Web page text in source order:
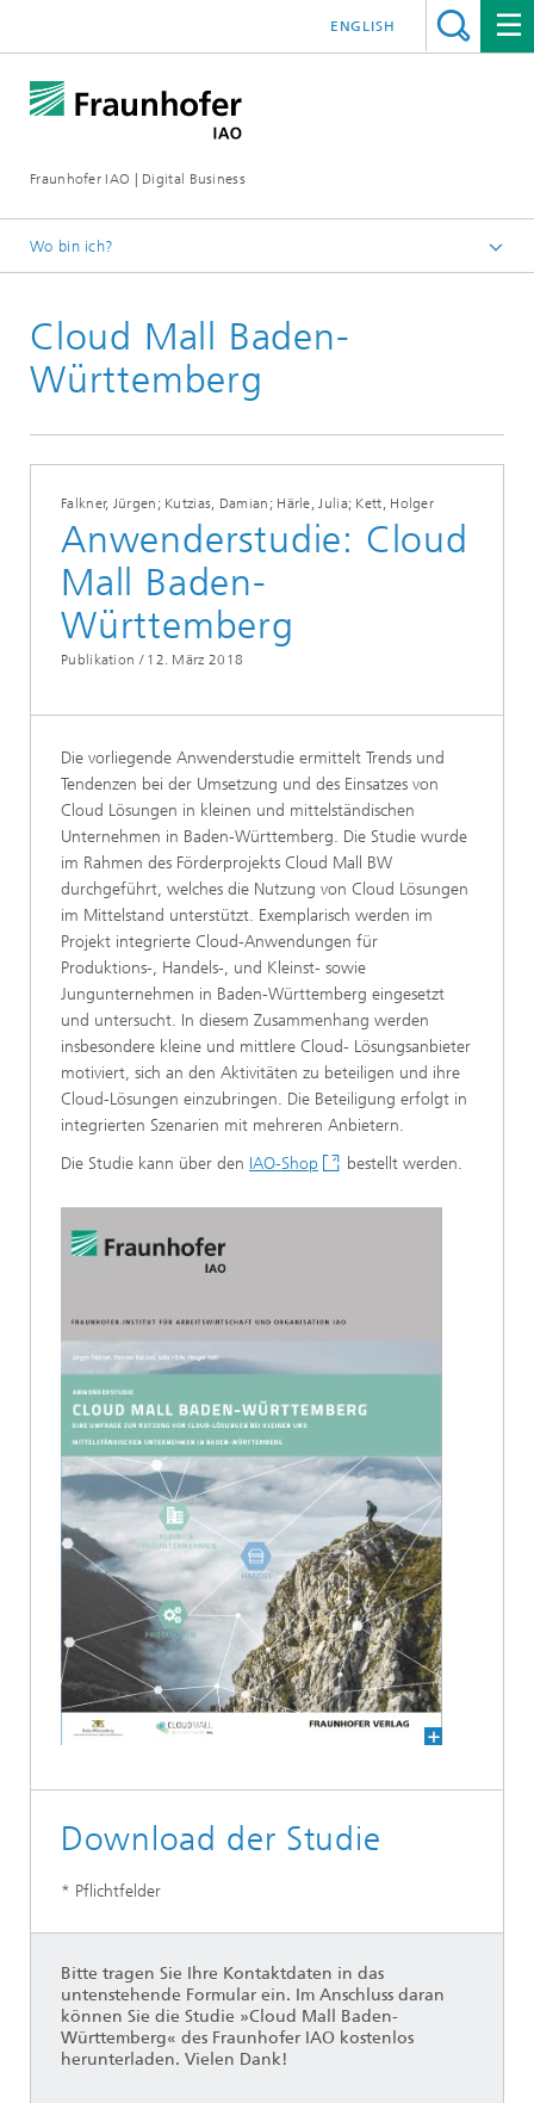
Fraunhofer IAO | Digital Business
ENGLISH
Wo bin ich?
Publikationen
Cloud Mall Baden-
Württemberg
Falkner, Jürgen; Kutzias, Damian; Härle, Julia; Kett, Holger
Anwenderstudie: Cloud
Mall Baden-
Württemberg
Publikation / 12. März 2018
Die vorliegende Anwenderstudie ermittelt Trends und
Tendenzen bei der Umsetzung und des Einsatzes von
Cloud Lösungen in kleinen und mittelständischen
Unternehmen in Baden-Württemberg. Die Studie wurde
im Rahmen des Förderprojekts Cloud Mall BW
durchgeführt, welches die Nutzung von Cloud Lösungen
im Mittelstand unterstützt. Exemplarisch werden im
Projekt integrierte Cloud-Anwendungen für
Produktions-, Handels-, und Kleinst- sowie
Jungunternehmen in Baden-Württemberg eingesetzt
und untersucht. In diesem Zusammenhang werden
insbesondere kleine und mittlere Cloud- Lösungsanbieter
motiviert, sich an den Aktivitäten zu beteiligen und ihre
Cloud-Lösungen einzubringen. Die Beteiligung erfolgt in
integrierten Szenarien mit mehreren Anbietern.
Die Studie kann über den IAO-Shop bestellt werden.
Download der Studie
* Pflichtfelder
Bitte tragen Sie Ihre Kontaktdaten in das
untenstehende Formular ein. Im Anschluss daran
können Sie die Studie »Cloud Mall Baden-
Württemberg« des Fraunhofer IAO kostenlos
herunterladen. Vielen Dank!